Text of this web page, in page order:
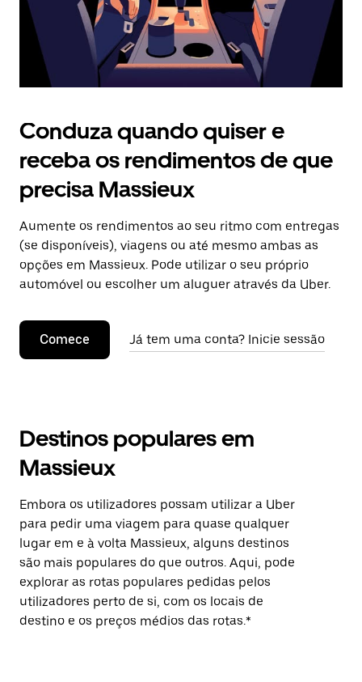
Conduza quando quiser e
receba os rendimentos de que
precisa Massieux
Aumente os rendimentos ao seu ritmo com entregas
(se disponíveis), viagens ou até mesmo ambas as
opções em Massieux. Pode utilizar o seu próprio
automóvel ou escolher um aluguer através da Uber.
Comece Já tem uma conta? Inicie sessão
Destinos populares em
Massieux
Embora os utilizadores possam utilizar a Uber
para pedir uma viagem para quase qualquer
lugar em e à volta Massieux, alguns destinos
são mais populares do que outros. Aqui, pode
explorar as rotas populares pedidas pelos
utilizadores perto de si, com os locais de
destino e os preços médios das rotas.*